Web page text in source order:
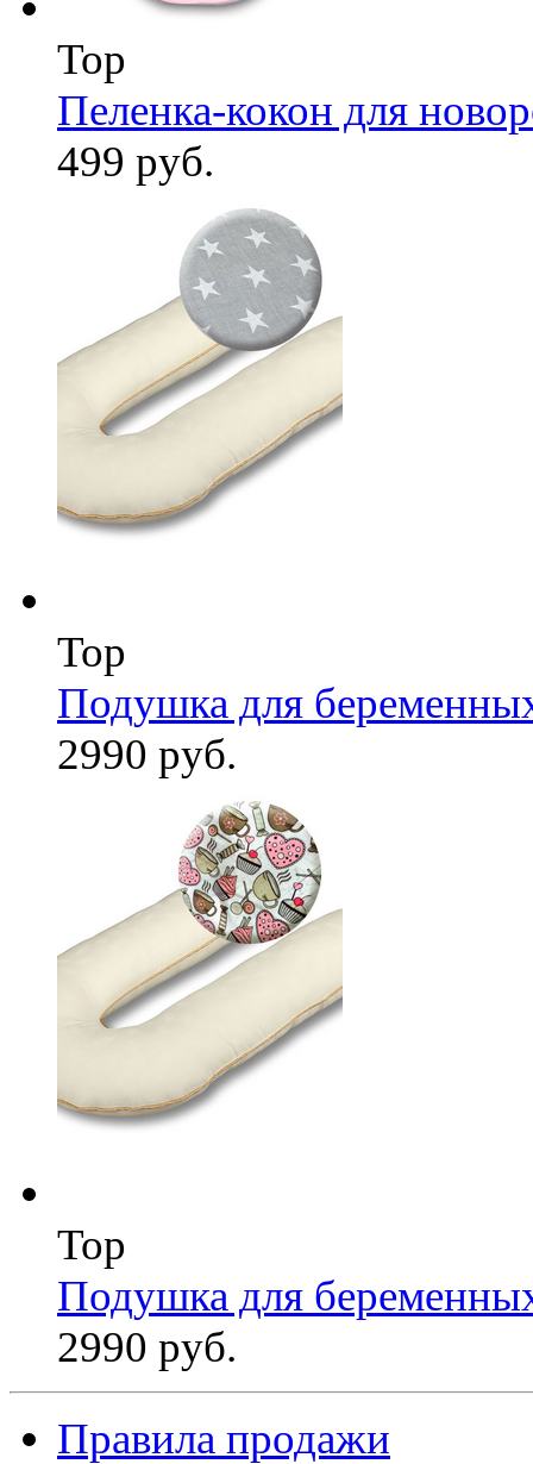
Top
Пеленка-кокон для
499 руб.
Top
Подушка для
2990 руб.
Top
Подушка для
2990 руб.
Правила продажи